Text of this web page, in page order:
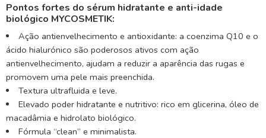
Pontos fortes do sérum hidratante e anti-idade
biológico MYCOSMETIK:
Ação antienvelhecimento e antioxidante: a coenzima Q10 e o
ácido hialurónico são poderosos ativos com ação
antienvelhecimento, ajudam a reduzir a aparência das rugas e
promovem uma pele mais preenchida.
Textura ultrafluida e leve.
Elevado poder hidratante e nutritivo: rico em glicerina, óleo de
macadâmia e hidrolato biológico.
Fórmula “clean” e minimalista.